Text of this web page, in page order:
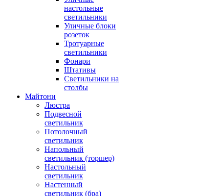
настольные
светильники
Уличные блоки
розеток
Тротуарные
светильники
Фонари
Штативы
Светильники на
столбы
Майтони
Люстра
Подвесной
светильник
Потолочный
светильник
Напольный
светильник (торшер)
Настольный
светильник
Настенный
светильник (бра)